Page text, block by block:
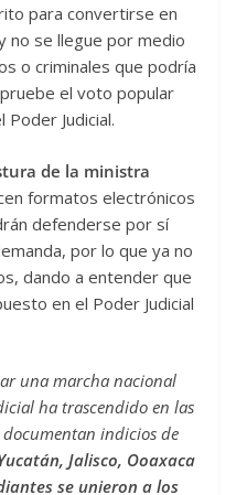
para convertirse en
no se llegue por medio
o criminales que podría
el voto popular
Judicial.
de la ministra
formatos electrónicos
defenderse por sí
por lo que ya no
dando a entender que
en el Poder Judicial
una marcha nacional
ha trascendido en las
documentan indicios de
Jalisco, Ooaxaca
se unieron a los